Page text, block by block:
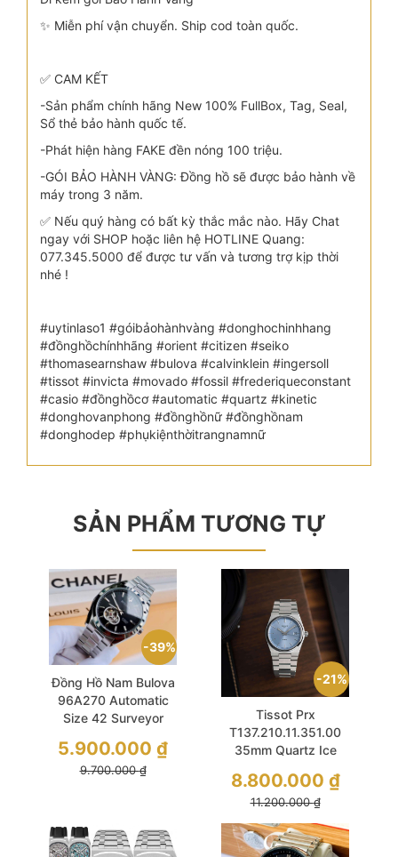
✨ Miễn phí vận chuyển. Ship cod toàn quốc.
✅ CAM KẾT
-Sản phẩm chính hãng New 100% FullBox, Tag, Seal,
Sổ thẻ bảo hành quốc tế.
-Phát hiện hàng FAKE đền nóng 100 triệu.
-GÓI BẢO HÀNH VÀNG: Đồng hồ sẽ được bảo hành về
máy trong 3 năm.
✅ Nếu quý hàng có bất kỳ thắc mắc nào. Hãy Chat
ngay với SHOP hoặc liên hệ HOTLINE Quang:
077.345.5000 để được tư vấn và tương trợ kịp thời
nhé !
#uytinlaso1 #góibảohànhvàng #donghochinhhang
#đồnghồchínhhãng #orient #citizen #seiko
#thomasearnshaw #bulova #calvinklein #ingersoll
#tissot #invicta #movado #fossil #frederiqueconstant
#casio #đồnghồcơ #automatic #quartz #kinetic
#donghovanphong #đồnghồnữ #đồnghồnam
#donghodep #phụkiệnthờitrangnamnữ
SẢN PHẨM TƯƠNG TỰ
39%
Đồng Hồ Nam Bulova
96A270 Automatic
Size 42 Surveyor
9.700.000₫
5.900.000 ₫
21%
Tissot Prx
T137.210.11.351.00
35mm Quartz Ice
Silver Stainless
11.200.000₫
8.800.000 ₫